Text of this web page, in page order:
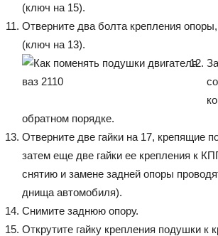
(ключ на 15).
Отверните два болта крепления
(ключ на 13).
обратном порядке.
Отверните две гайки на 17, крепящие
затем еще две гайки ее крепления к
снятию и замене задней опоры
днища автомобиля).
Снимите заднюю опору.
Открутите гайку крепления подушки к